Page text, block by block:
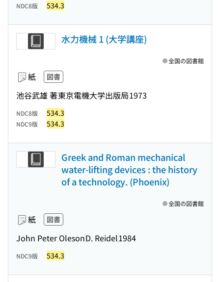
NDC8版 534.3
水力機械 1 (大学講座)
紙 図書
池谷武雄 著東京電機大学出版局1973
全国の図書館
NDC8版 534.3
NDC9版 534.3
Greek and Roman mechanical
water-lifting devices : the history
of a technology. (Phoenix)
紙 図書
John Peter OlesonD. Reidel1984
全国の図書館
NDC9版 534.3